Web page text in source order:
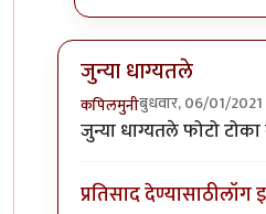
जुन्या धाग्यतले
कपिलमुनीबुधवार, 06/01/2021
In reply toफोटो ओळखा,
जुन्या धाग्यतले फोटो
प्रतिसाद देण्यासाठीलॉग